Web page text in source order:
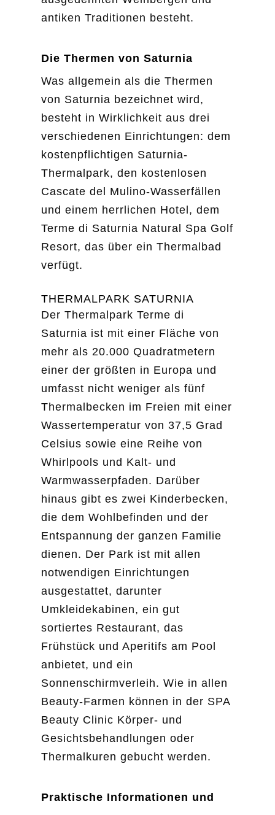
antiken Traditionen besteht.
Die Thermen von Saturnia
Was allgemein als die Thermen
von Saturnia bezeichnet wird,
besteht in Wirklichkeit aus drei
verschiedenen Einrichtungen: dem
kostenpflichtigen Saturnia-
Thermalpark, den kostenlosen
Cascate del Mulino-Wasserfällen
und einem herrlichen Hotel, dem
Terme di Saturnia Natural Spa Golf
Resort, das über ein Thermalbad
verfügt.
THERMALPARK SATURNIA
Der Thermalpark Terme di
Saturnia ist mit einer Fläche von
mehr als 20.000 Quadratmetern
einer der größten in Europa und
umfasst nicht weniger als fünf
Thermalbecken im Freien mit einer
Wassertemperatur von 37,5 Grad
Celsius sowie eine Reihe von
Whirlpools und Kalt- und
Warmwasserpfaden. Darüber
hinaus gibt es zwei Kinderbecken,
die dem Wohlbefinden und der
Entspannung der ganzen Familie
dienen. Der Park ist mit allen
notwendigen Einrichtungen
ausgestattet, darunter
Umkleidekabinen, ein gut
sortiertes Restaurant, das
Frühstück und Aperitifs am Pool
anbietet, und ein
Sonnenschirmverleih. Wie in allen
Beauty-Farmen können in der SPA
Beauty Clinic Körper- und
Gesichtsbehandlungen oder
Thermalkuren gebucht werden.
Praktische Informationen und